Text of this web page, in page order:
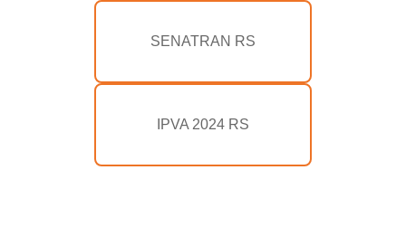
SENATRAN RS
IPVA 2024 RS